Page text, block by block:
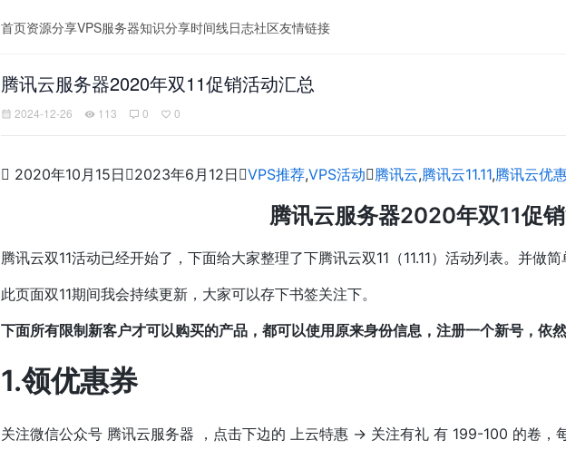
首页资源分享VPS服务器知识分享时间线日志社区友情链接
腾讯云服务器2020年双11促销活动汇总
2024-12-26 113 0 0
 2020年10月15日2023年6月12日VPS推荐,VPS活动腾讯云,腾讯云11.11,腾讯云优
腾讯云服务器2020年双11促
腾讯云双11活动已经开始了，下面给大家整理了下腾讯云双11（11.11）活动列表。并做简
此页面双11期间我会持续更新，大家可以存下书签关注下。
下面所有限制新客户才可以购买的产品，都可以使用原来身份信息，注册一个新号，依
1.领优惠券
关注微信公众号 腾讯云服务器 ，点击下边的 上云特惠 -> 关注有礼 有 199-100 的卷，每